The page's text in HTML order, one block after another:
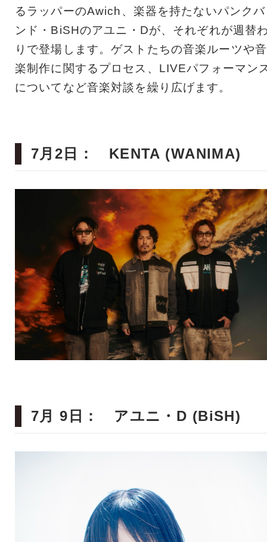
るラッパーのAwich、楽器を持たないパンクバ
ンド・BiSHのアユニ・Dが、それぞれが週替
りで登場します。ゲストたちの音楽ルーツや音
楽制作に関するプロセス、LIVEパフォーマン
についてなど音楽対談を繰り広げます。
7月2日： KENTA (WANIMA)
7月 9日： アユニ・D (BiSH)